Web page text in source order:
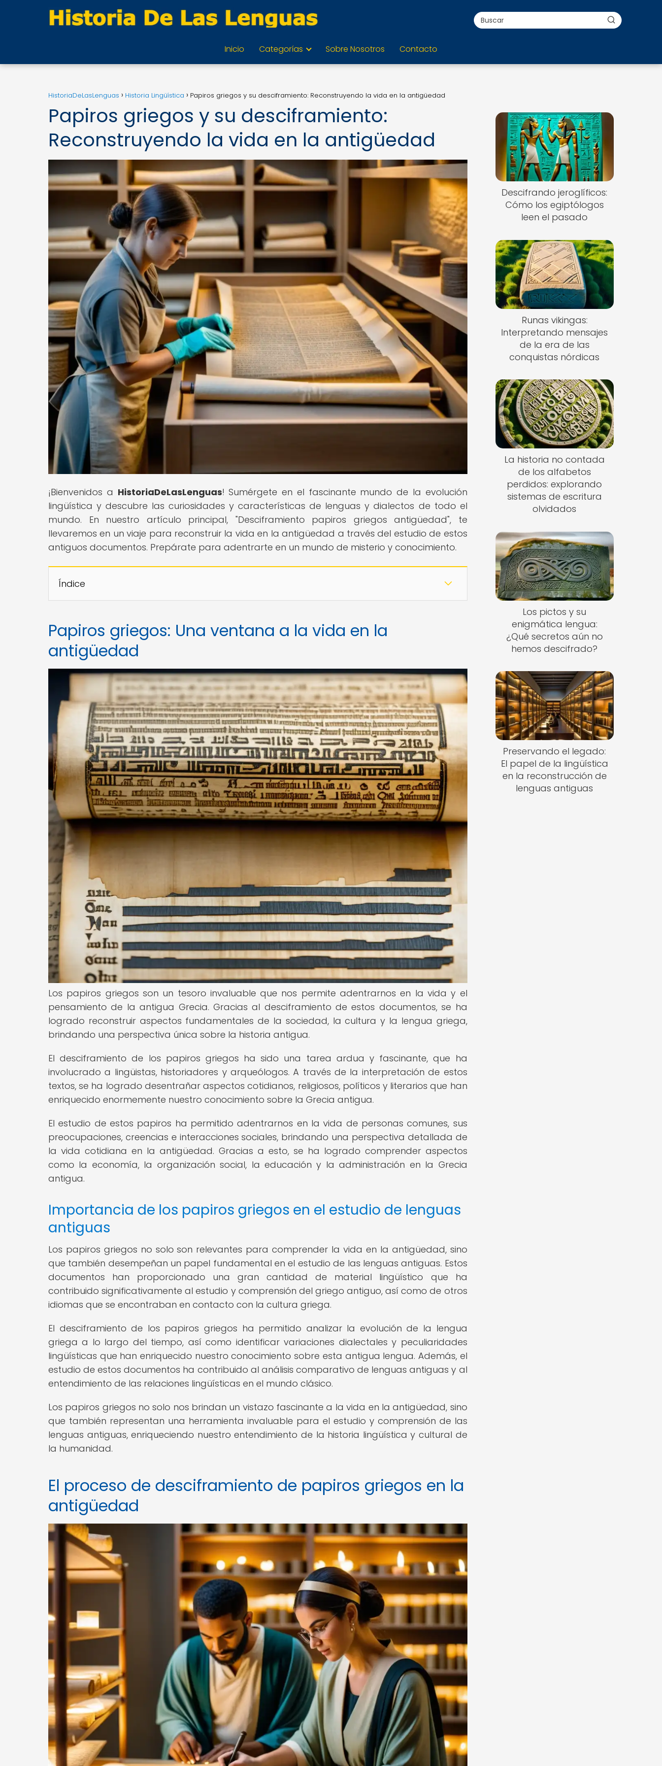
Inicio Categorías Sobre Nosotros Contacto
HistoriaDeLasLenguas Historia Lingüística Papiros griegos y su desciframiento: Reconstruyendo la vida en la antigüedad
Papiros griegos y su desciframiento:
Reconstruyendo la vida en la antigüedad
¡Bienvenidos a HistoriaDeLasLenguas! Sumérgete en el fascinante mundo de la evolución
lingüística y descubre las curiosidades y características de lenguas y dialectos de todo el
mundo. En nuestro artículo principal, "Desciframiento papiros griegos antigüedad", te
llevaremos en un viaje para reconstruir la vida en la antigüedad a través del estudio de estos
antiguos documentos. Prepárate para adentrarte en un mundo de misterio y conocimiento.
Índice
Papiros griegos: Una ventana a la vida en la
antigüedad
Los papiros griegos son un tesoro invaluable que nos permite adentrarnos en la vida y el
pensamiento de la antigua Grecia. Gracias al desciframiento de estos documentos, se ha
logrado reconstruir aspectos fundamentales de la sociedad, la cultura y la lengua griega,
brindando una perspectiva única sobre la historia antigua.
El desciframiento de los papiros griegos ha sido una tarea ardua y fascinante, que ha
involucrado a lingüistas, historiadores y arqueólogos. A través de la interpretación de estos
textos, se ha logrado desentrañar aspectos cotidianos, religiosos, políticos y literarios que han
enriquecido enormemente nuestro conocimiento sobre la Grecia antigua.
El estudio de estos papiros ha permitido adentrarnos en la vida de personas comunes, sus
preocupaciones, creencias e interacciones sociales, brindando una perspectiva detallada de
la vida cotidiana en la antigüedad. Gracias a esto, se ha logrado comprender aspectos
como la economía, la organización social, la educación y la administración en la Grecia
antigua.
Importancia de los papiros griegos en el estudio de lenguas
antiguas
Los papiros griegos no solo son relevantes para comprender la vida en la antigüedad, sino
que también desempeñan un papel fundamental en el estudio de las lenguas antiguas. Estos
documentos han proporcionado una gran cantidad de material lingüístico que ha
contribuido significativamente al estudio y comprensión del griego antiguo, así como de otros
idiomas que se encontraban en contacto con la cultura griega.
El desciframiento de los papiros griegos ha permitido analizar la evolución de la lengua
griega a lo largo del tiempo, así como identificar variaciones dialectales y peculiaridades
lingüísticas que han enriquecido nuestro conocimiento sobre esta antigua lengua. Además, el
estudio de estos documentos ha contribuido al análisis comparativo de lenguas antiguas y al
entendimiento de las relaciones lingüísticas en el mundo clásico.
Los papiros griegos no solo nos brindan un vistazo fascinante a la vida en la antigüedad, sino
que también representan una herramienta invaluable para el estudio y comprensión de las
lenguas antiguas, enriqueciendo nuestro entendimiento de la historia lingüística y cultural de
la humanidad.
El proceso de desciframiento de papiros griegos en la
antigüedad
Descifrando jeroglíficos:
Cómo los egiptólogos
leen el pasado
Runas vikingas:
Interpretando mensajes
de la era de las
conquistas nórdicas
La historia no contada
de los alfabetos
perdidos: explorando
sistemas de escritura
olvidados
Los pictos y su
enigmática lengua:
¿Qué secretos aún no
hemos descifrado?
Preservando el legado:
El papel de la lingüística
en la reconstrucción de
lenguas antiguas